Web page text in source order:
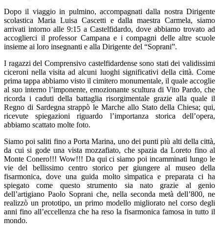
Dopo il viaggio in pulmino, accompagnati dalla nostra Dirigente
scolastica Maria Luisa Cascetti e dalla maestra Carmela, siamo
arrivati intorno alle 9:15 a Castelfidardo, dove abbiamo trovato ad
accoglierci il professor Campana e i compagni delle altre scuole
insieme ai loro insegnanti e alla Dirigente del “Soprani”.
I ragazzi del Comprensivo castelfidardense sono stati dei validissimi
ciceroni nella visita ad alcuni luoghi significativi della città. Come
prima tappa abbiamo visto il cimitero monumentale, il quale accoglie
al suo interno l’imponente, emozionante scultura di Vito Pardo, che
ricorda i caduti della battaglia risorgimentale grazie alla quale il
Regno di Sardegna strappò le Marche allo Stato della Chiesa; qui,
ricevute spiegazioni riguardo l’importanza storica dell’opera,
abbiamo scattato molte foto.
Siamo poi saliti fino a Porta Marina, uno dei punti più alti della città,
da cui si gode una vista mozzafiato, che spazia da Loreto fino al
Monte Conero!!! Wow!!! Da qui ci siamo poi incamminati lungo le
vie del bellissimo centro storico per giungere al museo della
fisarmonica, dove una guida molto simpatica e preparata ci ha
spiegato come questo strumento sia nato grazie al genio
dell’artigiano Paolo Soprani che, nella seconda metà dell’800, ne
realizzò un prototipo, un primo modello migliorato nel corso degli
anni fino all’eccellenza che ha reso la fisarmonica famosa in tutto il
mondo.